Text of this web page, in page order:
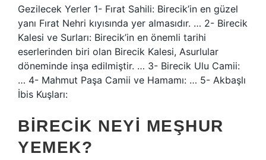
Gezilecek Yerler 1- Fırat Sahili: Birecik’in en güzel
yanı Fırat Nehri kıyısında yer almasıdır. … 2- Birecik
Kalesi ve Surları: Birecik’in en önemli tarihi
eserlerinden biri olan Birecik Kalesi, Asurlular
döneminde inşa edilmiştir. … 3- Birecik Ulu Camii:
… 4- Mahmut Paşa Camii ve Hamamı: … 5- Akbaşlı
İbis Kuşları:
BIRECIK NEYI MEŞHUR
YEMEK?